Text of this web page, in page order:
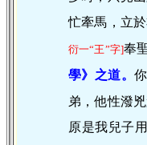
忙牽馬，立
衍一“王”字]奉
學》之道。
弟，他性潑
原是我兒子